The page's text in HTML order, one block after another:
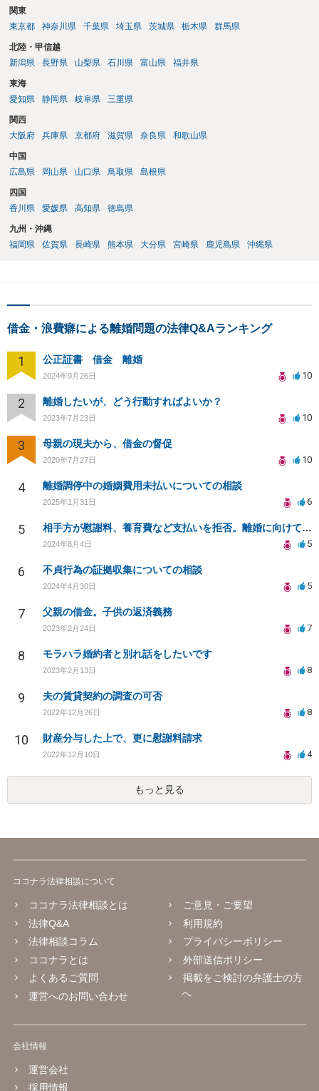
関東
東京都
神奈川県 千葉県 埼玉県 茨城県 栃木県 群馬県
北陸・甲信越
新潟県
長野県 山梨県 石川県 富山県 福井県
東海
愛知県
静岡県 岐阜県 三重県
関西
大阪府
兵庫県 京都府 滋賀県 奈良県 和歌山県
中国
広島県
岡山県 山口県 鳥取県 島根県
四国
香川県
愛媛県 高知県 徳島県
九州・沖縄
福岡県
佐賀県 長崎県 熊本県 大分県 宮崎県 鹿児島県 沖縄県
借金・浪費癖による離婚問題の法律Q&Aランキング
1 公正証書 借金 離婚
2024年9月26日 10
2 離婚したいが、どう行動すればよいか？
2023年7月23日 10
3 母親の現夫から、借金の督促
2020年7月27日 10
4 離婚調停中の婚姻費用未払いについての相談
2025年1月31日 6
5 相手方が慰謝料、養育費など支払いを拒否。離婚に向けてどうすればいいかアドバイスいただきたい。
2024年8月4日 5
6 不貞行為の証拠収集についての相談
2024年4月30日 5
7 父親の借金。子供の返済義務
2023年2月24日 7
8 モラハラ婚約者と別れ話をしたいです
2023年2月13日 8
9 夫の賃貸契約の調査の可否
2022年12月26日 8
10 財産分与した上で、更に慰謝料請求
2022年12月10日 4
もっと見る
ココナラ法律相談について
ココナラ法律相談とは
法律Q&A
法律相談コラム
ココナラとは
よくあるご質問
運営へのお問い合わせ
ご意見・ご要望
利用規約
プライバシーポリシー
外部送信ポリシー
掲載をご検討の弁護士の方
へ
会社情報
運営会社
採用情報